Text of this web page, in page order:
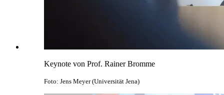
Keynote von Prof. Rainer Bromme
Foto: Jens Meyer (Universität Jena)